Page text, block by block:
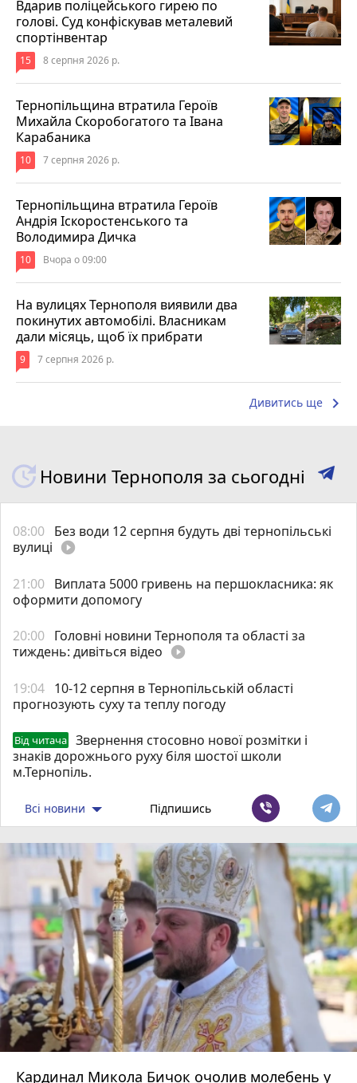
Вдарив поліцейського гирею по
голові. Суд конфіскував металевий
спортінвентар
15 8 серпня 2026 р.
Тернопільщина втратила Героїв
Михайла Скоробогатого та Івана
Карабаника
10 7 серпня 2026 р.
Тернопільщина втратила Героїв
Андрія Іскоростенського та
Володимира Дичка
10 Вчора о 09:00
На вулицях Тернополя виявили два
покинутих автомобілі. Власникам
дали місяць, щоб їх прибрати
9 7 серпня 2026 р.
Дивитись ще keyboard_arrow_right
Новини Тернополя за сьогодні
08:00 Без води 12 серпня будуть дві тернопільські
вулиці play_circle_filled
21:00 Виплата 5000 гривень на першокласника: як
оформити допомогу
20:00 Головні новини Тернополя та області за
тиждень: дивіться відео play_circle_filled
19:04 10-12 серпня в Тернопільській області
прогнозують суху та теплу погоду
Від читача
Звернення стосовно нової розмітки і
знаків дорожнього руху біля шостої школи
м.Тернопіль.
Всі новини Підпишись
Кардинал Микола Бичок очолив молебень у